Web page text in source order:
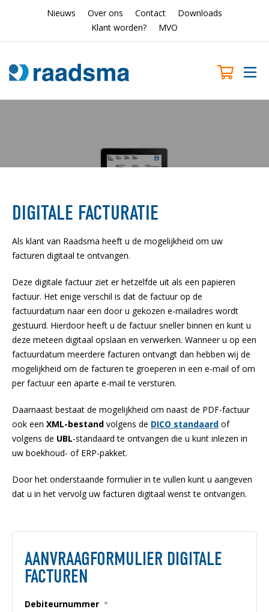
Nieuws Over ons Contact
Downloads
Klant worden?
MVO
DIGITALE FACTURATIE
Als klant van Raadsma heeft u de mogelijkheid om uw
facturen digitaal te ontvangen.
Deze digitale factuur ziet er hetzelfde uit als een papieren
factuur. Het enige verschil is dat de factuur op de
factuurdatum naar een door u gekozen e-mailadres wordt
gestuurd. Hierdoor heeft u de factuur sneller binnen en kunt u
deze meteen digitaal opslaan en verwerken. Wanneer u op een
factuurdatum meerdere facturen ontvangt dan hebben wij de
mogelijkheid om de facturen te groeperen in een e-mail of om
per factuur een aparte e-mail te versturen.
Daarnaast bestaat de mogelijkheid om naast de PDF-factuur
ook een XML-bestand volgens de DICO standaard of
volgens de UBL-standaard te ontvangen die u kunt inlezen in
uw boekhoud- of ERP-pakket.
Door het onderstaande formulier in te vullen kunt u aangeven
dat u in het vervolg uw facturen digitaal wenst te ontvangen.
AANVRAAGFORMULIER DIGITALE
FACTUREN
Debiteurnummer *